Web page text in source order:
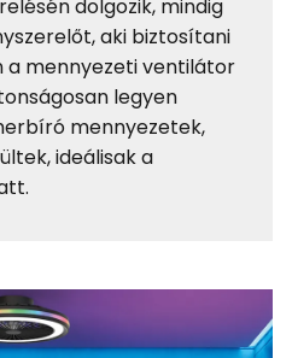
dolgozik, mindig
aki biztosítani
a mennyezeti ventilátor
legyen
mennyezetek,
ideálisak a